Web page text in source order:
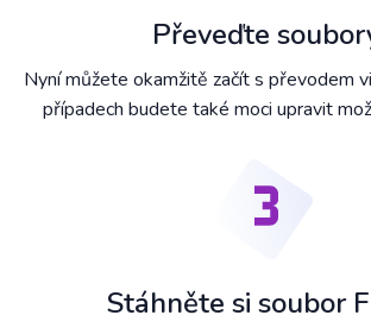
Převeďte
Nyní můžete okamžitě začít s převodem
případech budete také moci upravit
Stáhněte si soubor